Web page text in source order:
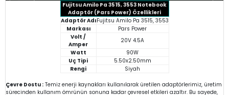
Fujitsu Amilo Pa 3515, 3553 Notebook
Adaptör (Pars Power) Özellikleri
Adaptör AdıFujitsu Amilo Pa 3515, 3553
Markası
Pars Power
Volt /
Amper
20V 4.5A
Watt
90W
Uç Tipi
5.50x2.50mm
Rengi
Siyah
Çevre Dostu : Temiz enerji kaynakları kullanılarak üretilen adaptörlerimiz, üretim
sürecinden kullanım ömrünün sonuna kadar çevresel etkileri azaltır. Bu sayede,